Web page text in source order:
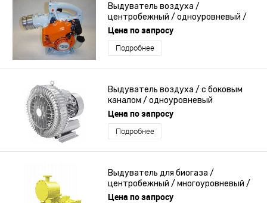
Выдуватель воздуха /
центробежный / одноуровневый /
высокое давление
Цена по запросу
Подробнее
Выдуватель воздуха / с боковым
каналом / одноуровневый
Цена по запросу
Подробнее
Выдуватель для биогаза /
центробежный / многоуровневый /
взрывозащищенный
Цена по запросу